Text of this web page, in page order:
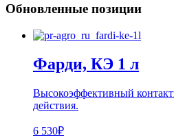
Обновленные позиции
Фарди, КЭ 1 л
Высокоэффективный
действия.
6 530₽